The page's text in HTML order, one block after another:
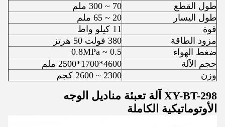
طول القطع
70 ~ 300 ملم
طول اليسار
20 ~ 65 ملم
قوة
11 كيلو واط
مزود الطاقة
380 فولت 50 هرتز
ضغط الهواء
0.5 ~ 0.8MPa
حجم الآلة
4600*1700*2500 ملم
وزن
2300 ~ 2600 كجم
XY-BT-298 آلة تعبئة مناديل الوجه
الأوتوماتيكية الكاملة